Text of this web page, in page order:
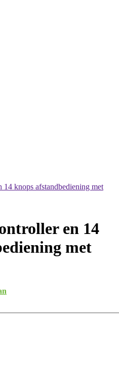
knops afstandbediening met
en 14
met